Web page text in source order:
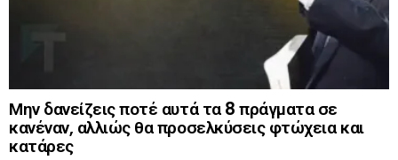
Μην δανείζεις ποτέ αυτά τα 8 πράγματα σε
κανέναν, αλλιώς θα προσελκύσεις φτώχεια και
κατάρες